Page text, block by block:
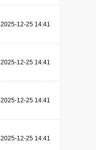
2025-12-25 14:41
2025-12-25 14:41
2025-12-25 14:41
2025-12-25 14:41